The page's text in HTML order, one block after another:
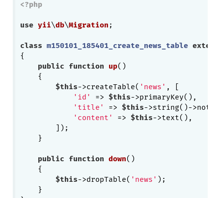
<?php
use yii\db\Migration ;
class m150101_185401_create_news_table
{
public
function up()
{
$this->createTable( 'news' , [
'id'
=> $this->primaryKey(),
'title'
=> $this->string()-
'content'
=> $this->text(),
        ]);
    }
public function down()
{
$this->dropTable( 'news' );
    }